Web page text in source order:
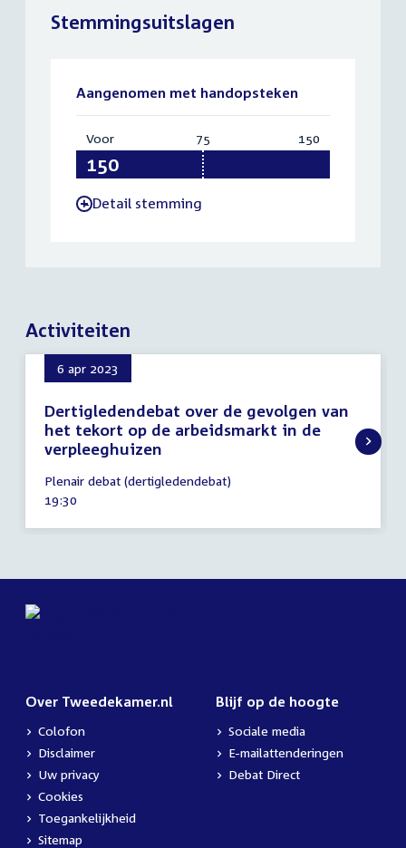
Stemmingsuitslagen
Aangenomen met handopsteken
Voor:
150
75 150
-Detail stemming
Activiteiten
6 apr 2023
Dertigledendebat over de gevolgen van
het tekort op de arbeidsmarkt in de
verpleeghuizen
april
2023
Plenair debat (dertigledendebat)
Tijd
19:30
Over Tweedekamer.nl
Colofon
Disclaimer
Uw privacy
Cookies
Toegankelijkheid
Sitemap
Blijf op de hoogte
Sociale media
E-mailattenderingen
Debat Direct